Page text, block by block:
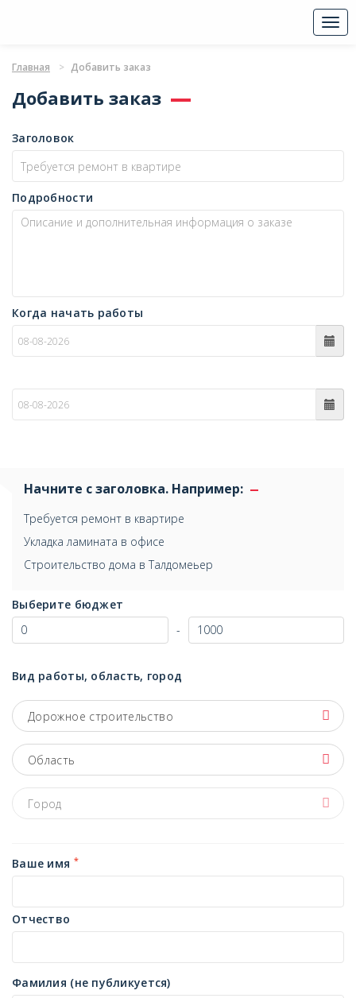
Главная Добавить заказ
Добавить заказ
Заголовок
Подробности
Когда начать работы
c
по
Начните с заголовка. Например:
Требуется ремонт в квартире
Укладка ламината в офисе
Строительство дома в Талдомеьер
Выберите бюджет
-
Вид работы, область, город
Дорожное строительство
Область
Город
Ваше имя *
Отчество
Фамилия (не публикуется)